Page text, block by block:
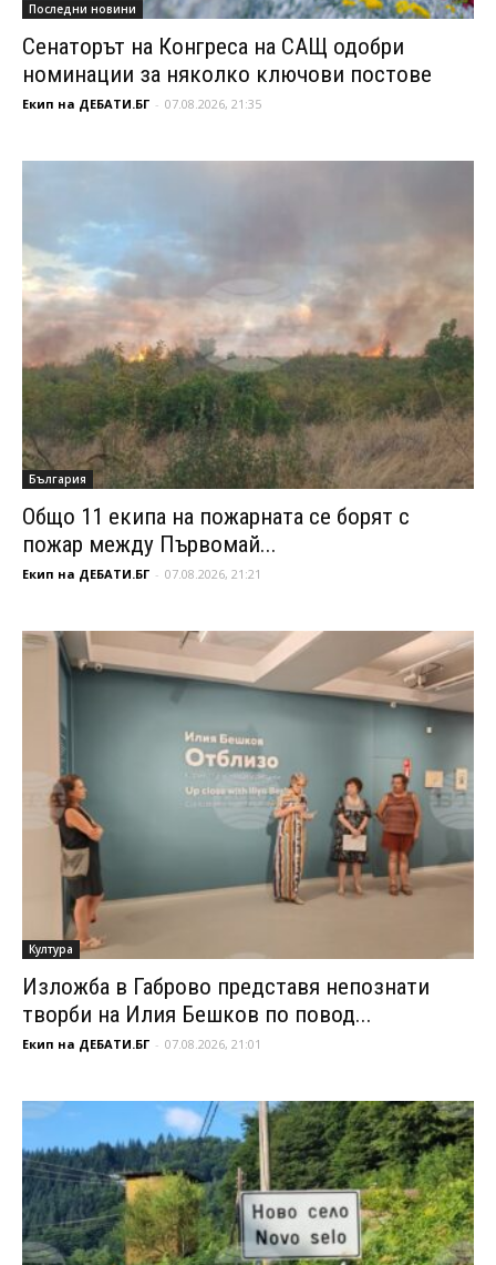
Последни новини
Сенаторът на Конгреса на САЩ одобри
номинации за няколко ключови постове
Екип на ДЕБАТИ.БГ - 07.08.2026, 21:35
България
Общо 11 екипа на пожарната се борят с
пожар между Първомай...
Екип на ДЕБАТИ.БГ - 07.08.2026, 21:21
Култура
Изложба в Габрово представя непознати
творби на Илия Бешков по повод...
Екип на ДЕБАТИ.БГ - 07.08.2026, 21:01